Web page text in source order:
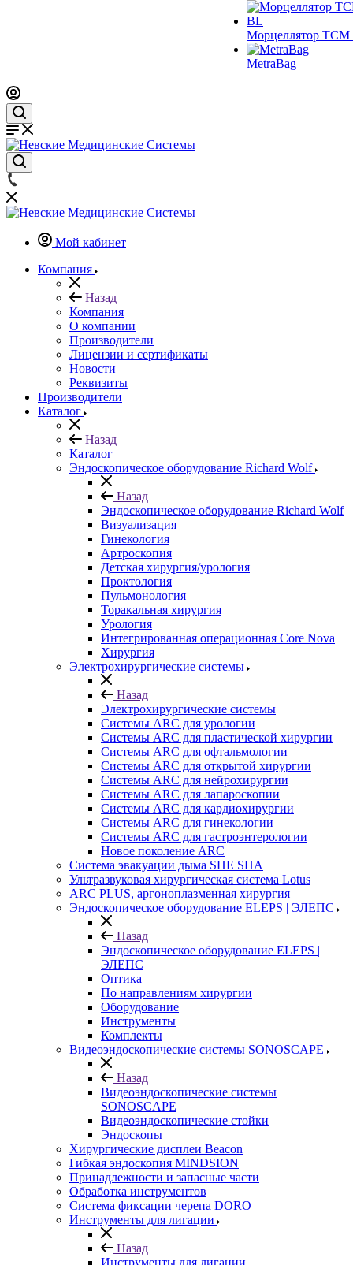
Морцеллятор ТСМ
MetraBag
Мой кабинет
Компания
Назад
Компания
О компании
Производители
Лицензии и сертификаты
Новости
Реквизиты
Производители
Каталог
Назад
Каталог
Эндоскопическое оборудование Richard Wolf
Назад
Эндоскопическое оборудование Richard Wolf
Визуализация
Гинекология
Артроскопия
Детская хирургия/урология
Проктология
Пульмонология
Торакальная хирургия
Урология
Интегрированная операционная Core Nova
Хирургия
Электрохирургические системы
Назад
Электрохирургические системы
Системы ARC для урологии
Системы ARC для пластической хирургии
Системы ARC для офтальмологии
Системы ARC для открытой хирургии
Системы ARC для нейрохирургии
Системы ARC для лапароскопии
Системы ARC для кардиохирургии
Системы ARC для гинекологии
Системы ARC для гастроэнтерологии
Новое поколение ARC
Система эвакуации дыма SHE SHA
Ультразвуковая хирургическая система Lotus
ARC PLUS, аргоноплазменная хирургия
Эндоскопическое оборудование ELEPS | ЭЛЕПС
Назад
Эндоскопическое оборудование ELEPS |
ЭЛЕПС
Оптика
По направлениям хирургии
Оборудование
Инструменты
Комплекты
Видеоэндоскопические системы SONOSCAPE
Назад
Видеоэндоскопические системы
SONOSCAPE
Видеоэндоскопические стойки
Эндоскопы
Хирургические дисплеи Beacon
Гибкая эндоскопия MINDSION
Принадлежности и запасные части
Обработка инструментов
Система фиксации черепа DORO
Инструменты для лигации
Назад
Инструменты для лигации